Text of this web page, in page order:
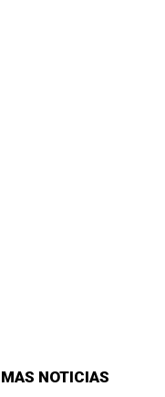
NOTICIAS